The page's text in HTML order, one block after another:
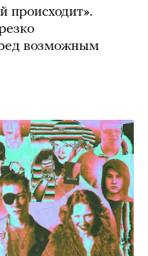
происходит».
возможным